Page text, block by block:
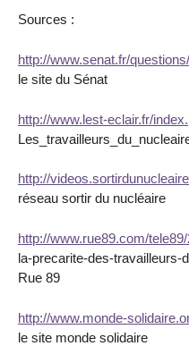
Sources :
http://www.senat.fr/
le site du Sénat
http://www.lest-eclair.fr/
http://
réseau sortir du nucléaire
http://www.rue89.com/
la-precarite-des-travailleurs-
Rue 89
http://www.monde-
le site monde solidaire